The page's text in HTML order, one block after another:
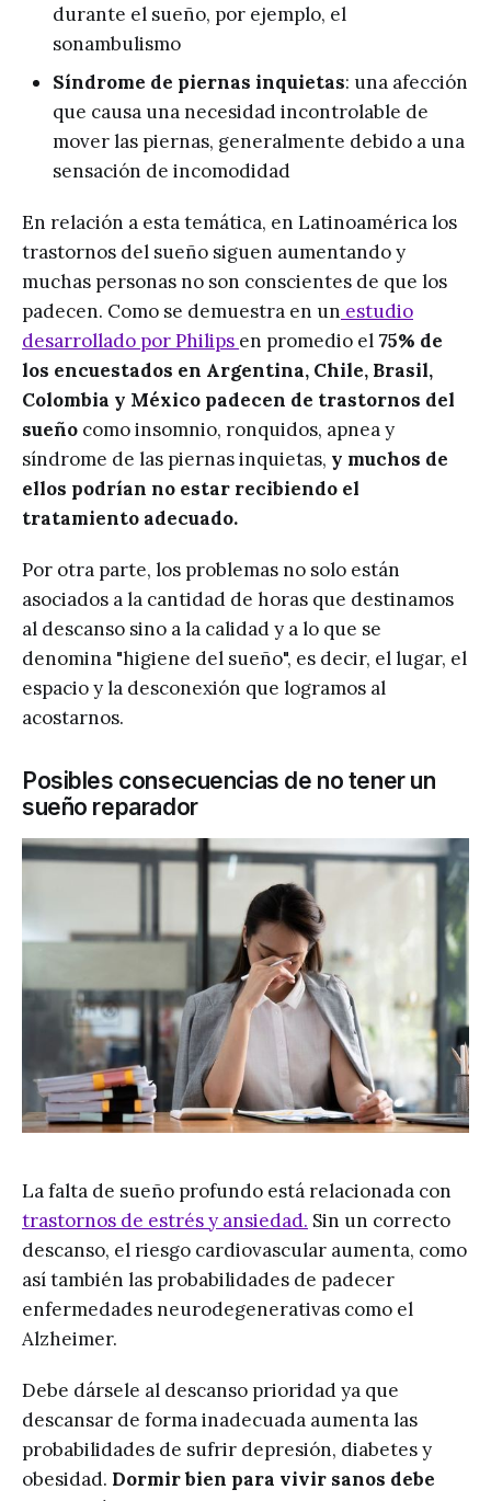
durante el sueño, por ejemplo, el
sonambulismo
Síndrome de piernas inquietas: una afección
que causa una necesidad incontrolable de
mover las piernas, generalmente debido a una
sensación de incomodidad
En relación a esta temática, en Latinoamérica los
trastornos del sueño siguen aumentando y
muchas personas no son conscientes de que los
padecen. Como se demuestra en un estudio
desarrollado por Philips en promedio el 75% de
los encuestados en Argentina, Chile, Brasil,
Colombia y México padecen de trastornos del
sueño como insomnio, ronquidos, apnea y
síndrome de las piernas inquietas, y muchos de
ellos podrían no estar recibiendo el
tratamiento adecuado.
Por otra parte, los problemas no solo están
asociados a la cantidad de horas que destinamos
al descanso sino a la calidad y a lo que se
denomina "higiene del sueño", es decir, el lugar, el
espacio y la desconexión que logramos al
acostarnos.
Posibles consecuencias de no tener un
sueño reparador
La falta de sueño profundo está relacionada con
trastornos de estrés y ansiedad. Sin un correcto
descanso, el riesgo cardiovascular aumenta, como
así también las probabilidades de padecer
enfermedades neurodegenerativas como el
Alzheimer.
Debe dársele al descanso prioridad ya que
descansar de forma inadecuada aumenta las
probabilidades de sufrir depresión, diabetes y
obesidad. Dormir bien para vivir sanos debe